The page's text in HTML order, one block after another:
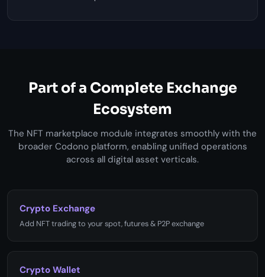
Part of a Complete Exchange
Ecosystem
The NFT marketplace module integrates smoothly with the
broader Codono platform, enabling unified operations
across all digital asset verticals.
Crypto Exchange
Add NFT trading to your spot, futures & P2P exchange
Crypto Wallet